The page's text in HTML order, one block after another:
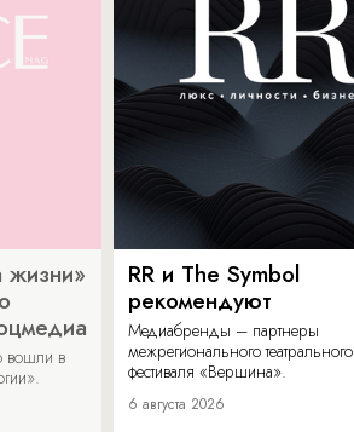
жизни»
вошли в
RR и The Symbol
рекомендуют
Медиабренды – партнеры
межрегионального театрального
фестиваля «Вершина».
6 августа 2026